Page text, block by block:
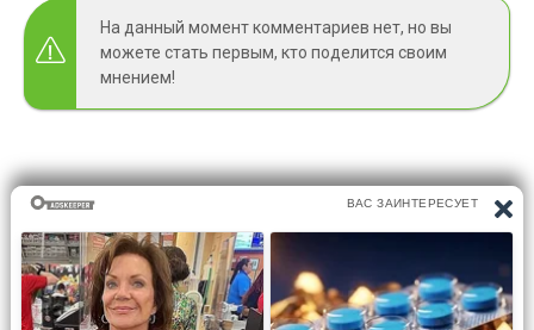
На данный момент комментариев нет, но вы
можете стать первым, кто поделится своим
мнением!